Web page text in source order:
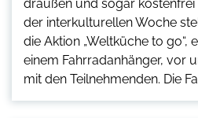
draußen und sogar
der interkulturellen Woche
die Aktion „Weltküche to go“,
einem Fahrradanhänger, vor
mit den Teilnehmenden. Die